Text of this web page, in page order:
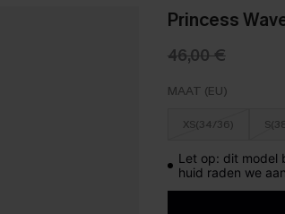
Princess
46,00 €
MAAT (EU)
XS(34/36)
Let op: dit model
huid raden we